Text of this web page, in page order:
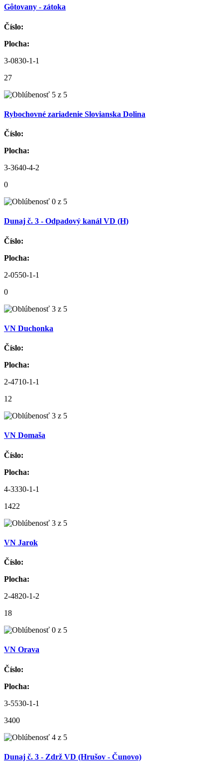
Gôtovany - zátoka
Číslo:
Plocha:
3-0830-1-1
27
Rybochovné zariadenie Slovianska Dolina
Číslo:
Plocha:
3-3640-4-2
0
Dunaj č. 3 - Odpadový kanál VD (H)
Číslo:
Plocha:
2-0550-1-1
0
VN Duchonka
Číslo:
Plocha:
2-4710-1-1
12
VN Domaša
Číslo:
Plocha:
4-3330-1-1
1422
VN Jarok
Číslo:
Plocha:
2-4820-1-2
18
VN Orava
Číslo:
Plocha:
3-5530-1-1
3400
Dunaj č. 3 - Zdrž VD (Hrušov - Čunovo)